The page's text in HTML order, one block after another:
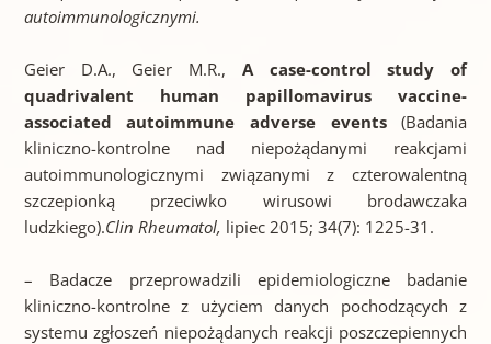
autoimmunologicznymi.
Geier D.A., Geier M.R., A case-control study of
quadrivalent human papillomavirus vaccine-
associated autoimmune adverse events(Badania
kliniczno-kontrolne nad niepożądanymi reakcjami
autoimmunologicznymi związanymi z czterowalentną
szczepionką przeciwko wirusowi brodawczaka
ludzkiego).Clin Rheumatol, lipiec 2015; 34(7): 1225-31.
– Badacze przeprowadzili epidemiologiczne badanie
kliniczno-kontrolne z użyciem danych pochodzących z
systemu zgłoszeń niepożądanych reakcji poszczepiennych